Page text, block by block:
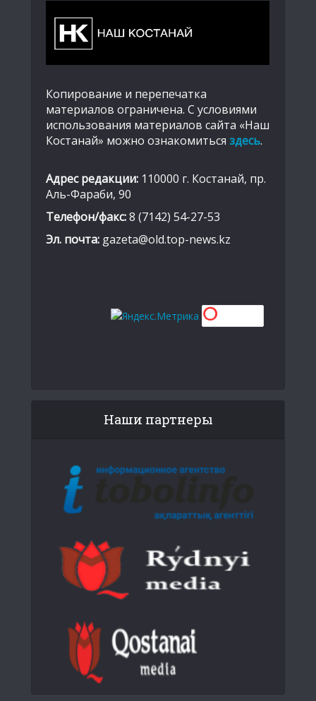
Копирование и перепечатка
материалов ограничена. С условиями
использования материалов сайта «Наш
Костанай» можно ознакомиться здесь.
Адрес редакции: 110000 г. Костанай, пр.
Аль-Фараби, 90
Телефон/факс:8 (7142) 54-27-53
Эл. почта: gazeta@old.top-news.kz
Наши партнеры